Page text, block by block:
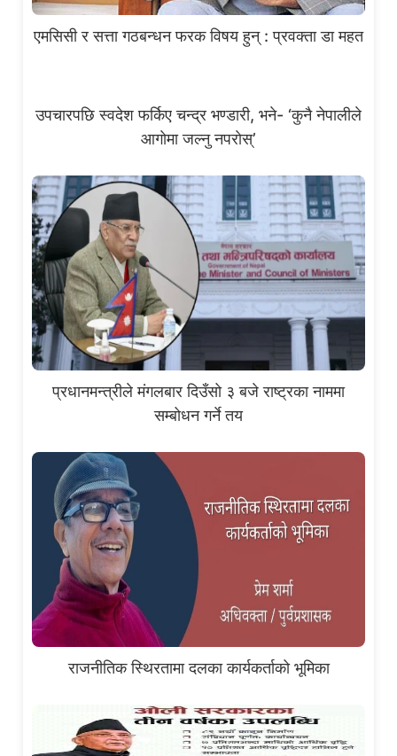
एमसिसी र सत्ता गठबन्धन फरक विषय हुन् : प्रवक्ता डा महत
उपचारपछि स्वदेश फर्किए चन्द्र भण्डारी, भने- ‘कुनै नेपालीले
आगाेमा जल्नु नपराेस्’
प्रधानमन्त्रीले मंगलबार दिउँसो ३ बजे राष्ट्रका नाममा
सम्बोधन गर्ने तय
राजनीतिक स्थिरतामा दलका कार्यकर्ताको भूमिका